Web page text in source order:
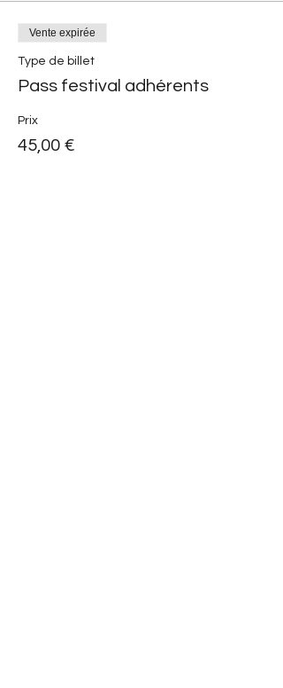
Vente expirée
Type de billet
Pass festival adhérents
Prix
45,00 €